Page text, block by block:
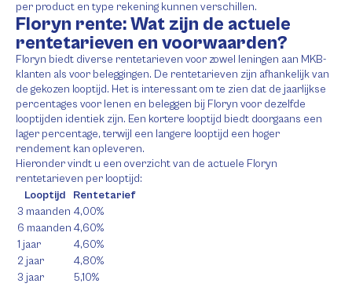
per product en type rekening kunnen verschillen.
Floryn rente: Wat zijn de actuele
rentetarieven en voorwaarden?
Floryn biedt diverse rentetarieven voor zowel leningen aan MKB-
klanten als voor beleggingen. De rentetarieven zijn afhankelijk van
de gekozen looptijd. Het is interessant om te zien dat de jaarlijkse
percentages voor lenen en beleggen bij Floryn voor dezelfde
looptijden identiek zijn. Een kortere looptijd biedt doorgaans een
lager percentage, terwijl een langere looptijd een hoger
rendement kan opleveren.
Hieronder vindt u een overzicht van de actuele Floryn
rentetarieven per looptijd:
Looptijd
Rentetarief
3 maanden 4,00%
6 maanden 4,60%
1 jaar
4,60%
2 jaar
4,80%
3 jaar
5,10%